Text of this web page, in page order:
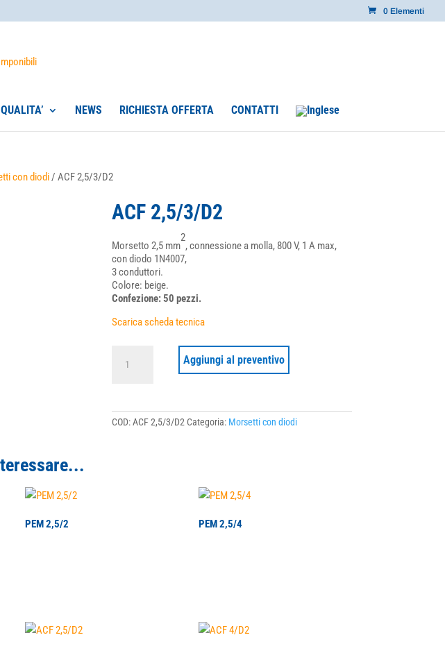
0 Elementi
QUALITA’ NEWS RICHIESTA OFFERTA CONTATTI
con diodi/ ACF 2,5/3/D2
ACF 2,5/3/D2
Morsetto 2,5 mm
2
, connessione a molla, 800 V, 1 A max,
con diodo 1N4007,
3 conduttori.
Colore: beige.
Confezione: 50 pezzi.
Scarica scheda tecnica
2,5/3/D2
Aggiungi al preventivo
COD:ACF 2,5/3/D2 Categoria: Morsetti con diodi
PEM 2,5/2 PEM 2,5/4